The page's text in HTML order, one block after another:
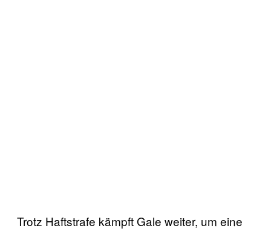
Trotz Haftstrafe kämpft Gale weiter, um eine